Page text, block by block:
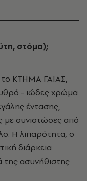
στόμα);
ΚΤΗΜΑ ΓΑΙΑΣ,
- ιώδες χρώμα
έντασης,
με συνιστώσες από
Η λιπαρότητα, ο
διάρκεια
ασυνήθιστης